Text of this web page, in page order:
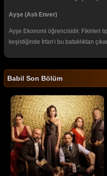
Ayşe (Aslı Enver)
Ayşe Ekonomi öğrencisidir. Fikirleri
keşistiğinde İrfan'ı bu bataklıktan
Babil Son Bölüm